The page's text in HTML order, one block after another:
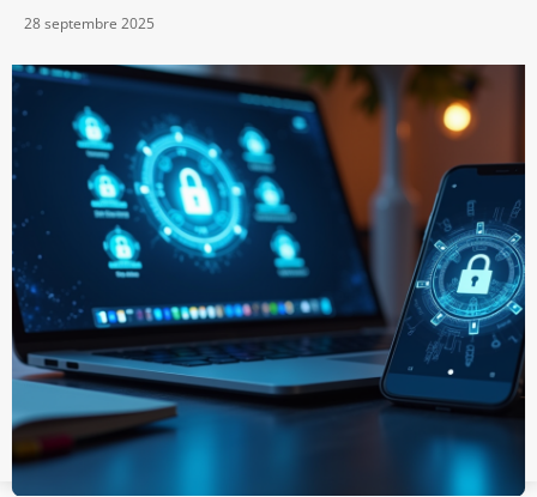
28 septembre 2025